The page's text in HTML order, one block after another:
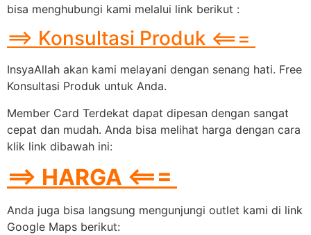
bisa menghubungi kami melalui link berikut :
==> Konsultasi Produk <===
InsyaAllah akan kami melayani dengan senang hati. Free
Konsultasi Produk untuk Anda.
Member Card Terdekat dapat dipesan dengan sangat
cepat dan mudah. Anda bisa melihat harga dengan cara
klik link dibawah ini:
==> HARGA <===
Anda juga bisa langsung mengunjungi outlet kami di link
Google Maps berikut: